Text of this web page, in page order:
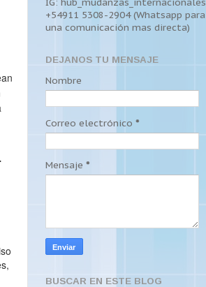
+54911 5308-2904 (Whatsapp para
una comunicación mas directa)
DEJANOS TU MENSAJE
Nombre
Correo electrónico *
Mensaje *
BUSCAR EN ESTE BLOG